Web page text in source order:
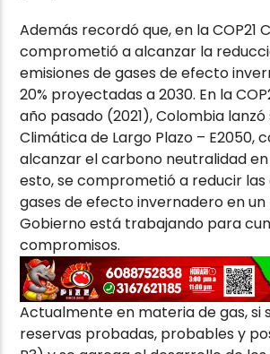
Además recordó que, en la COP21
comprometió a alcanzar la
emisiones de gases de efecto
20% proyectadas a 2030. En la
año pasado (2021), Colombia
Climática de Largo Plazo – E2050,
alcanzar el carbono neutralidad en
esto, se comprometió a reducir las
gases de efecto invernadero en un
Gobierno está trabajando para
compromisos.
Actualmente en materia de gas, si
reservas probadas, probables y